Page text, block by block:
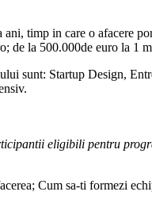
timp in care o afacere
de la 500.000de euro la 1
sunt: Startup Design,
eligibili pentru
Cum sa-ti formezi